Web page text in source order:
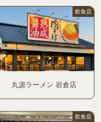
飲食店
丸源ラーメン 岩倉店
飲食店